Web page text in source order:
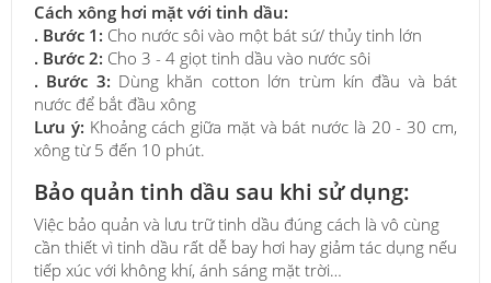
Cách xông hơi mặt với tinh dầu:
. Bước 1: Cho nước sôi vào một bát sứ/ thủy tinh lớn
. Bước 2: Cho 3 - 4 giọt tinh dầu vào nước sôi
. Bước 3: Dùng khăn cotton lớn trùm kín đầu và bát
nước để bắt đầu xông
Lưu ý: Khoảng cách giữa mặt và bát nước là 20 - 30 cm,
xông từ 5 đến 10 phút.
Bảo quản tinh dầu sau khi sử dụng:
Việc bảo quản và lưu trữ tinh dầu đúng cách là vô cùng
cần thiết vì tinh dầu rất dễ bay hơi hay giảm tác dụng nếu
tiếp xúc với không khí, ánh sáng mặt trời…